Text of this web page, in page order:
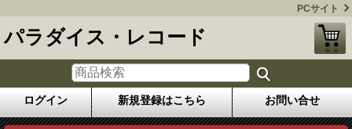
PCサイト
パラダイス・レコード
ログイン 新規登録はこちら お問い合せ